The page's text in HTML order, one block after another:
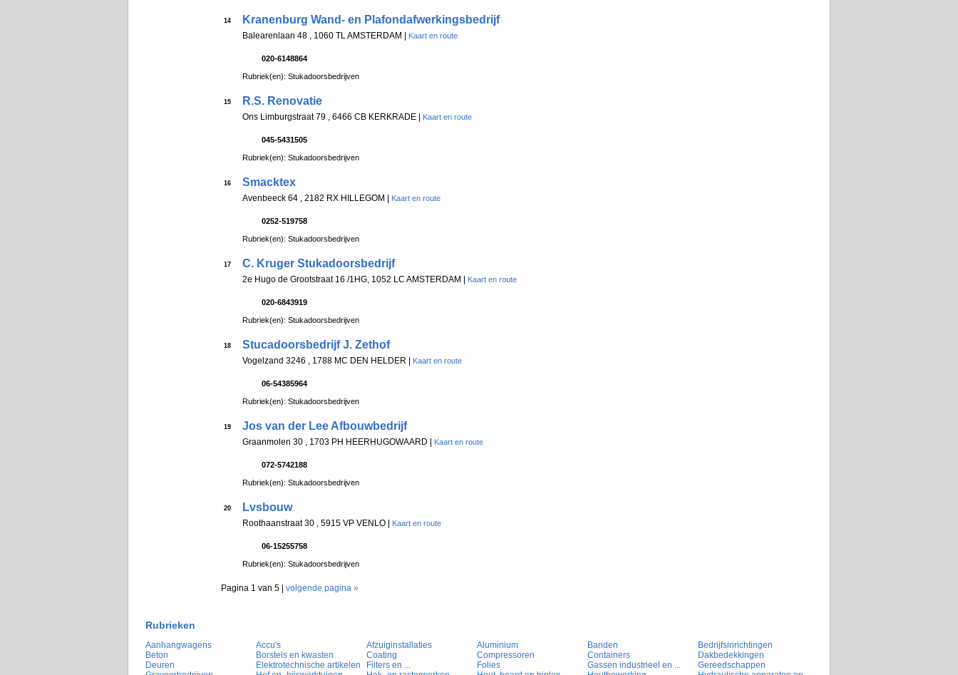
14 Kranenburg Wand- en Plafondafwerkingsbedrijf
Balearenlaan 48 , 1060 TL AMSTERDAM | Kaart en route
020-6148864
Rubriek(en): Stukadoorsbedrijven
15 R.S. Renovatie
Ons Limburgstraat 79 , 6466 CB KERKRADE | Kaart en route
045-5431505
Rubriek(en): Stukadoorsbedrijven
16 Smacktex
Avenbeeck 64 , 2182 RX HILLEGOM | Kaart en route
0252-519758
Rubriek(en): Stukadoorsbedrijven
17 C. Kruger Stukadoorsbedrijf
2e Hugo de Grootstraat 16 /1HG, 1052 LC AMSTERDAM | Kaart en route
020-6843919
Rubriek(en): Stukadoorsbedrijven
18 Stucadoorsbedrijf J. Zethof
Vogelzand 3246 , 1788 MC DEN HELDER | Kaart en route
06-54385964
Rubriek(en): Stukadoorsbedrijven
19 Jos van der Lee Afbouwbedrijf
Graanmolen 30 , 1703 PH HEERHUGOWAARD | Kaart en route
072-5742188
Rubriek(en): Stukadoorsbedrijven
20 Lvsbouw
Roothaanstraat 30 , 5915 VP VENLO | Kaart en route
06-15255758
Rubriek(en): Stukadoorsbedrijven
Pagina 1 van 5 | volgende pagina »
Rubrieken
Aanhangwagens Accu's Afzuiginstallaties Aluminium Banden
Bedrijfsinrichtingen
Beton
Borstels en kwasten Coating Compressoren Containers
Dakbedekkingen
Deuren
Elektrotechnische artikelen Filters en ... Folies Gassen industrieel en ...
Gereedschappen